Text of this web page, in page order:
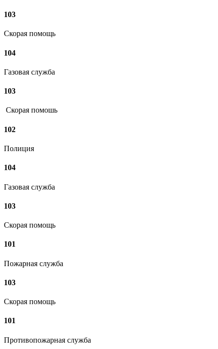
103
Скорая помощь
104
Газовая служба
103
Скорая помошь
102
Полиция
104
Газовая служба
103
Скорая помощь
101
Пожарная служба
103
Скорая помощь
101
Противопожарная служба